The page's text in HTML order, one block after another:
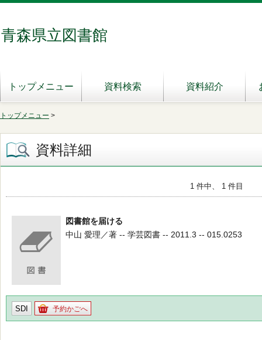
青森県立図書館
トップメニュー 資料検索 資料紹介
トップメニュー >
資料詳細
1 件中、 1 件目
図書館を届ける
中山 愛理／著 -- 学芸図書 -- 2011.3 -- 015.0253
SDI 予約かごへ